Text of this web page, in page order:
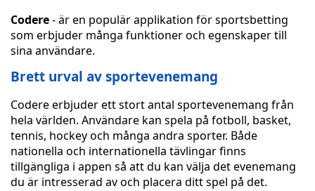
Codere- är en populär applikation för sportsbetting
som erbjuder många funktioner och egenskaper till
sina användare.
Brett urval av sportevenemang
Codere erbjuder ett stort antal sportevenemang från
hela världen. Användare kan spela på fotboll, basket,
tennis, hockey och många andra sporter. Både
nationella och internationella tävlingar finns
tillgängliga i appen så att du kan välja det evenemang
du är intresserad av och placera ditt spel på det.